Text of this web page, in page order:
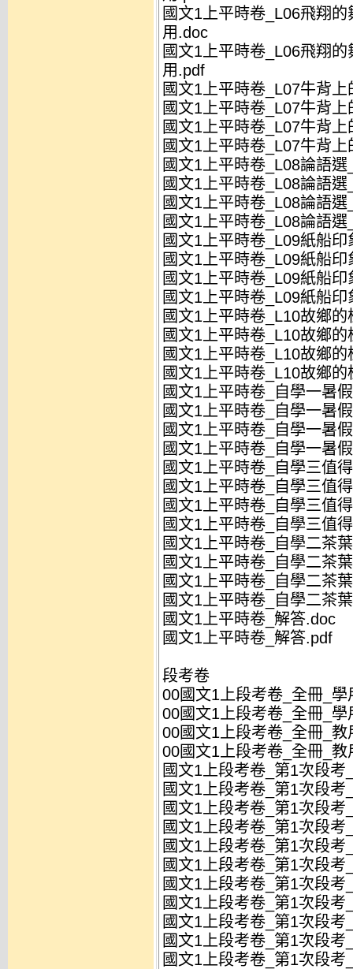
國文1上平時卷_L06飛翔
用.doc
國文1上平時卷_L06飛翔
用.pdf
國文1上平時卷_L07牛背
國文1上平時卷_L07牛背
國文1上平時卷_L07牛背
國文1上平時卷_L07牛背
國文1上平時卷_L08論語選
國文1上平時卷_L08論語
國文1上平時卷_L08論語選
國文1上平時卷_L08論語
國文1上平時卷_L09紙船
國文1上平時卷_L09紙船
國文1上平時卷_L09紙船
國文1上平時卷_L09紙船
國文1上平時卷_L10故鄉
國文1上平時卷_L10故鄉
國文1上平時卷_L10故鄉
國文1上平時卷_L10故鄉
國文1上平時卷_自學一暑
國文1上平時卷_自學一暑
國文1上平時卷_自學一暑
國文1上平時卷_自學一暑
國文1上平時卷_自學三值
國文1上平時卷_自學三值
國文1上平時卷_自學三值
國文1上平時卷_自學三值
國文1上平時卷_自學二茶
國文1上平時卷_自學二茶
國文1上平時卷_自學二茶
國文1上平時卷_自學二茶
國文1上平時卷_解答.doc
國文1上平時卷_解答.pdf
段考卷
00國文1上段考卷_全冊_學
00國文1上段考卷_全冊_學
00國文1上段考卷_全冊_教
00國文1上段考卷_全冊_教
國文1上段考卷_第1次段
國文1上段考卷_第1次段
國文1上段考卷_第1次段
國文1上段考卷_第1次段
國文1上段考卷_第1次段
國文1上段考卷_第1次段
國文1上段考卷_第1次段
國文1上段考卷_第1次段
國文1上段考卷_第1次段
國文1上段考卷_第1次段
國文1上段考卷_第1次段